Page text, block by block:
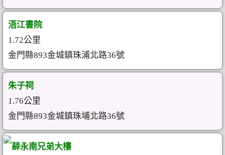
浯江書院
1.72公里
金門縣893金城鎮珠浦北路36號
朱子祠
1.76公里
金門縣893金城鎮珠埔北路36號
薛永南兄弟大樓